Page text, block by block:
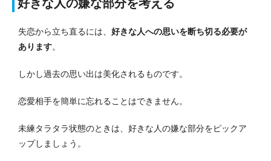
好きな人の嫌な部分を考える
失恋から立ち直るには、 好きな人への思いを断ち切る必要が
あります。
しかし過去の思い出は美化されるものです。
恋愛相手を簡単に忘れることはできません。
未練タラタラ状態のときは、好きな人の嫌な部分をピックア
ップしましょう。